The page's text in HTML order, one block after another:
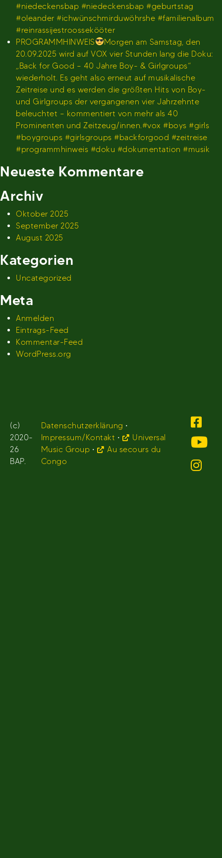
#niedeckensbap #niedeckensbap #geburtstag
#oleander #ichwünschmirduwöhrshe #familienalbum
#reinrassijestroossekööter
PROGRAMMHINWEIS
Morgen am Samstag, den
20.09.2025 wird auf VOX vier Stunden lang die Doku:
„Back for Good – 40 Jahre Boy- & Girlgroups“
wiederholt. Es geht also erneut auf musikalische
Zeitreise und es werden die größten Hits von Boy-
und Girlgroups der vergangenen vier Jahrzehnte
beleuchtet – kommentiert von mehr als 40
Prominenten und Zeitzeug/innen.#vox #boys #girls
#boygroups #girlsgroups #backforgood #zeitreise
#programmhinweis #doku #dokumentation #musik
Neueste Kommentare
Archiv
Oktober 2025
September 2025
August 2025
Kategorien
Uncategorized
Meta
Anmelden
Eintrags-Feed
Kommentar-Feed
WordPress.org
(c)
2020-
26
BAP.
Datenschutzerklärung •
Impressum/Kontakt •
Universal
Music Group •
Au secours du
Congo